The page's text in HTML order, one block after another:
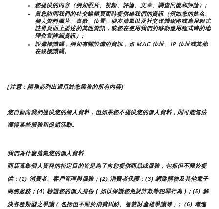
您提供的內容（例如照片、視頻、評論、文章、調查回復和評論）;
當您訪問我們的社交媒體頁面時提供給我們的資訊（例如您的姓名、
個人資料圖片、喜歡、位置、朋友清單以及社交媒體網路或應用程式
註冊頁面上描述的其他資訊，或您在使用我們的移動應用程式時的地
理位置詳細資訊）;
設備標識碼，例如有關設備的資訊，如 MAC 位址、IP 位址或其他
在線標識碼。
[注意：請務必列出適用於您業務的所有內容]
您自願向我們提供您的個人資料，但如果您不提供您的個人資料，則可能無法
獲得某些服務和促銷活動。
我們為什麼蒐集您的個人資料
商店蒐集個人資料的特定目的皆是為了向您提供商品或服務，包括但不限於提
供：(1) 消費者、客戶管理與服務；(2) 消費者保護；(3) 網路購物及其他電子
商務服務；(4) 驗證您的個人身份 ( 如以保護您免於詐欺等犯罪行為 )；(5) 解
決各種類型之爭議 ( 包括但不限於消費糾紛、智慧財產權爭議等 )； (6) 增進